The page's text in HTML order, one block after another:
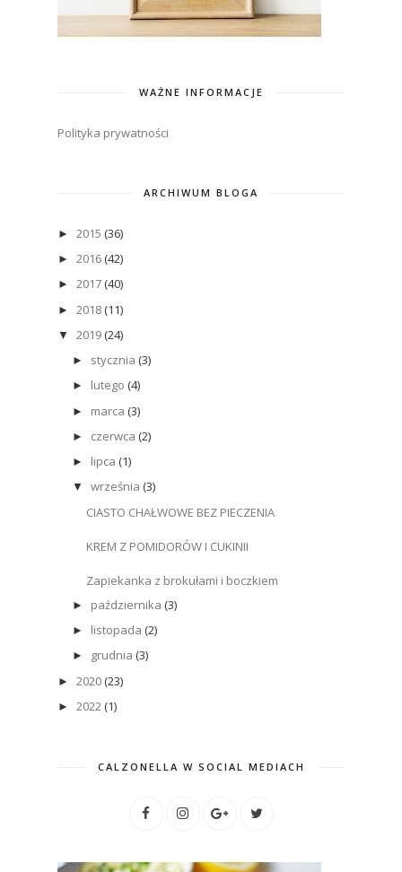
WAŻNE INFORMACJE
Polityka prywatności
ARCHIWUM BLOGA
► 2015 (36)
► 2016 (42)
► 2017 (40)
► 2018 (11)
▼ 2019 (24)
► stycznia (3)
► lutego (4)
► marca (3)
► czerwca (2)
► lipca (1)
▼ września (3)
CIASTO CHAŁWOWE BEZ PIECZENIA
KREM Z POMIDORÓW I CUKINII
Zapiekanka z brokułami i boczkiem
► października (3)
► listopada (2)
► grudnia (3)
► 2020 (23)
► 2022 (1)
CALZONELLA W SOCIAL MEDIACH